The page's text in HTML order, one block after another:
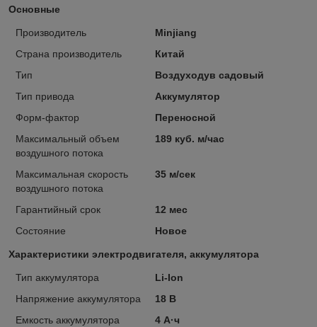
Основные
Производитель
Minjiang
Страна производитель
Китай
Тип
Воздуходув садовый
Тип привода
Аккумулятор
Форм-фактор
Переносной
Максимальный объем
воздушного потока
189 куб. м/час
Максимальная скорость
воздушного потока
35 м/сек
Гарантийный срок
12 мес
Состояние
Новое
Характеристики электродвигателя, аккумулятора
Тип аккумулятора
Li-Ion
Напряжение аккумулятора
18 В
Емкость аккумулятора
4 А·ч